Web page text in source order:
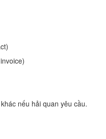
nếu hải quan yêu cầu.